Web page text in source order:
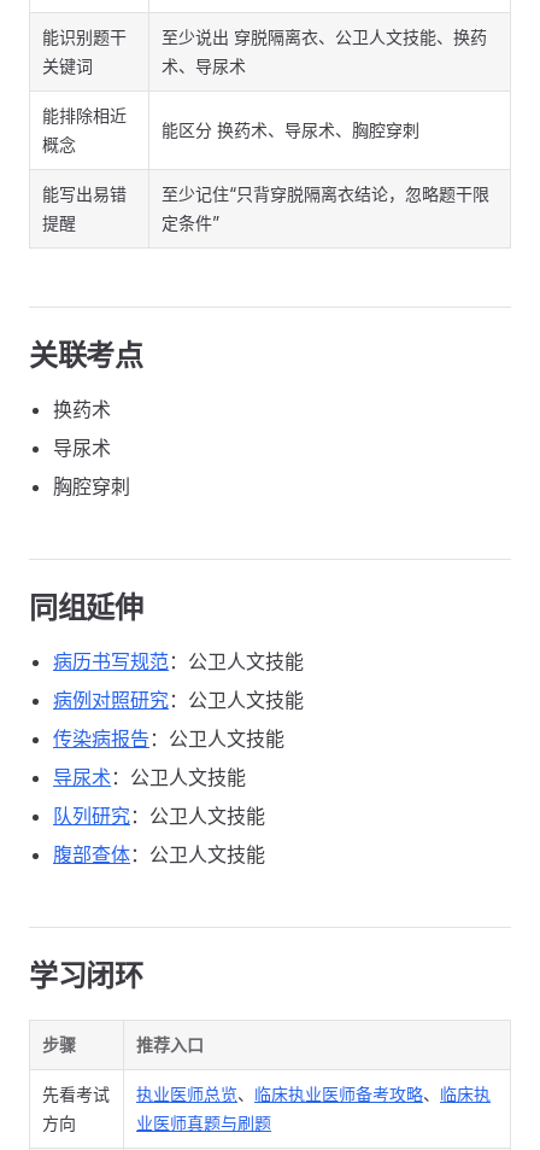
能识别题干
关键词
至少说出 穿脱隔离衣、公卫人文技能、换药
术、导尿术
能排除相近
概念
能区分 换药术、导尿术、胸腔穿刺
能写出易错
提醒
至少记住“只背穿脱隔离衣结论，忽略题干限
定条件”
关联考点
换药术
导尿术
胸腔穿刺
同组延伸
病历书写规范：公卫人文技能
病例对照研究：公卫人文技能
传染病报告 ：公卫人文技能
导尿术：公卫人文技能
队列研究：公卫人文技能
腹部查体：公卫人文技能
学习闭环
步骤 推荐入口
先看考试
方向
执业医师总览、 临床执业医师备考攻略、 临床执
业医师真题与刷题